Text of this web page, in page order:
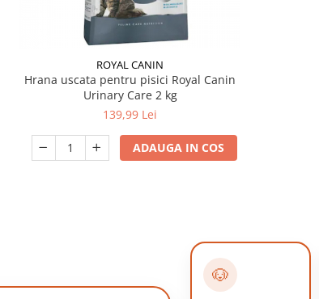
ROYAL CANIN
Hrana uscata pentru pisici Royal Canin
Urinary Care 2 kg
139,99 Lei
ADAUGA IN COS
🐶